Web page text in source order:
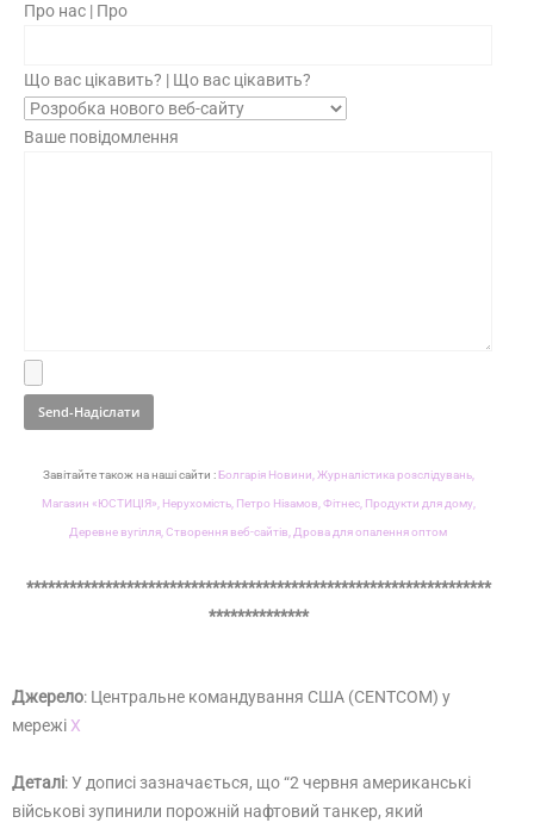
Про нас | Про
Що вас цікавить? | Що вас цікавить?
Ваше повідомлення
Завітайте також на наші сайти :Болгарія Новини, Журналістика розслідувань,
Магазин «ЮСТИЦІЯ», Нерухомість, Петро Нізамов, Фітнес, Продукти для дому,
Деревне вугілля, Створення веб-сайтів, Дрова для опалення оптом
*****************************************************************
**************
Джерело: Центральне командування США (CENTCOM) у
мережі Х
Деталі: У дописі зазначається, що “2 червня американські
військові зупинили порожній нафтовий танкер, який